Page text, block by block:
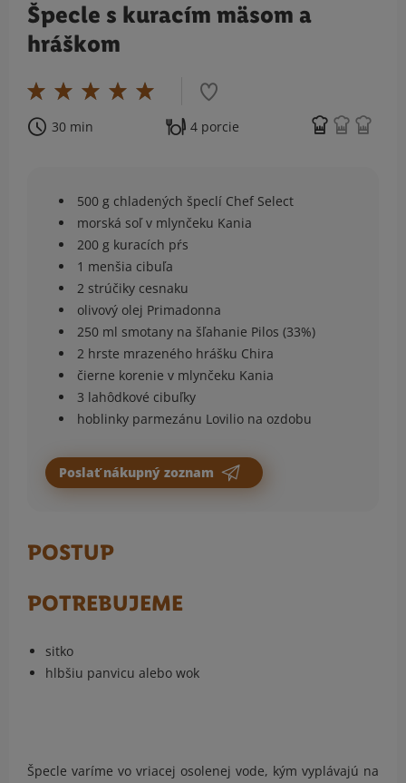
Špecle s kuracím mäsom a
hráškom
30 min 4 porcie
500 g chladených špeclí Chef Select
morská soľ v mlynčeku Kania
200 g kuracích pŕs
1 menšia cibuľa
2 strúčiky cesnaku
olivový olej Primadonna
250 ml smotany na šľahanie Pilos (33%)
2 hrste mrazeného hrášku Chira
čierne korenie v mlynčeku Kania
3 lahôdkové cibuľky
hoblinky parmezánu Lovilio na ozdobu
Poslať nákupný zoznam
POSTUP
POTREBUJEME
sitko
hlbšiu panvicu alebo wok
Špecle varíme vo vriacej osolenej vode, kým vyplávajú na